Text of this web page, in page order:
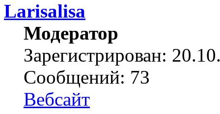
Larisalisa
Модератор
Зарегистрирован:
Сообщений: 73
Вебсайт